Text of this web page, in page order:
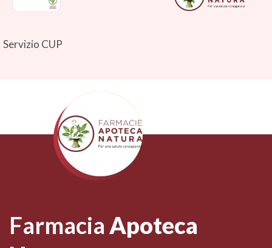
Servizio CUP
Farmacia Apoteca